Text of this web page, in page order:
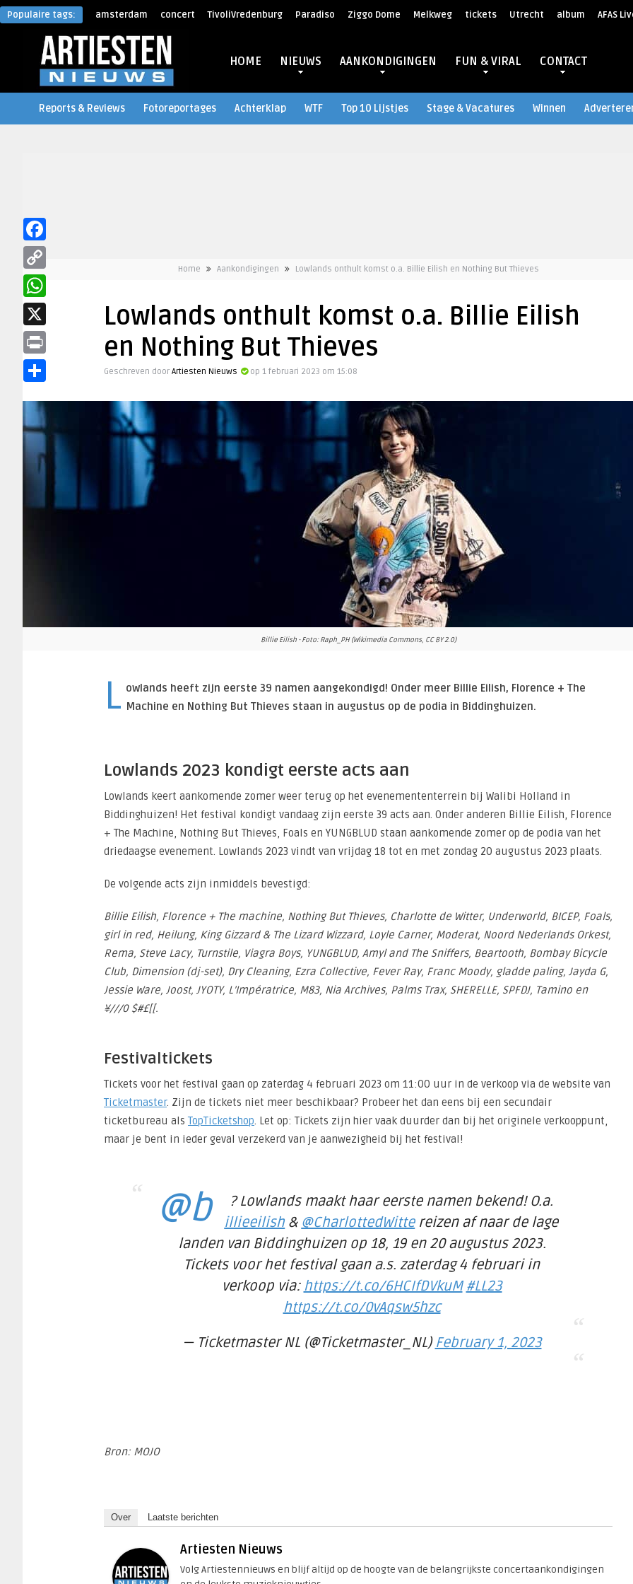
Populaire tags: amsterdam concert TivoliVredenburg Paradiso Ziggo Dome Melkweg tickets Utrecht album AFAS
HOME NIEUWS AANKONDIGINGEN FUN & VIRAL CONTACT
Reports & Reviews Fotoreportages Achterklap WTF Top 10 Lijstjes Stage & Vacatures Winnen
Home Aankondigingen Lowlands onthult komst o.a. Billie Eilish en Nothing But Thieves
Lowlands onthult komst o.a. Billie Eilish
en Nothing But Thieves
Geschreven door Artiesten Nieuws op 1 februari 2023 om 15:08
Billie Eilish - Foto: Raph_PH (Wikimedia Commons, CC BY 2.0)
L owlands heeft zijn eerste 39 namen aangekondigd! Onder meer Billie Eilish, Florence + The
Machine en Nothing But Thieves staan in augustus op de podia in Biddinghuizen.
Lowlands 2023 kondigt eerste acts aan
Lowlands keert aankomende zomer weer terug op het evenemententerrein bij Walibi Holland in
Biddinghuizen! Het festival kondigt vandaag zijn eerste 39 acts aan. Onder anderen Billie Eilish, Florence
+ The Machine, Nothing But Thieves, Foals en YUNGBLUD staan aankomende zomer op de podia van het
driedaagse evenement. Lowlands 2023 vindt van vrijdag 18 tot en met zondag 20 augustus 2023 plaats.
De volgende acts zijn inmiddels bevestigd:
Billie Eilish, Florence + The machine, Nothing But Thieves, Charlotte de Witter, Underworld, BICEP, Foals,
girl in red, Heilung, King Gizzard & The Lizard Wizzard, Loyle Carner, Moderat, Noord Nederlands Orkest,
Rema, Steve Lacy, Turnstile, Viagra Boys, YUNGBLUD, Amyl and The Sniffers, Beartooth, Bombay Bicycle
Club, Dimension (dj-set), Dry Cleaning, Ezra Collective, Fever Ray, Franc Moody, gladde paling, Jayda G,
Jessie Ware, Joost, JYOTY, L’Impératrice, M83, Nia Archives, Palms Trax, SHERELLE, SPFDJ, Tamino en
¥///0 $#£[[.
Festivaltickets
Tickets voor het festival gaan op zaterdag 4 februari 2023 om 11:00 uur in de verkoop via de website van
Ticketmaster. Zijn de tickets niet meer beschikbaar? Probeer het dan eens bij een secundair
ticketbureau alsTopTicketshop. Let op: Tickets zijn hier vaak duurder dan bij het originele verkooppunt,
maar je bent in ieder geval verzekerd van je aanwezigheid bij het festival!
? Lowlands maakt haar eerste namen bekend! O.a.
@b illieeilish& @CharlottedWittereizen af naar de lage
landen van Biddinghuizen op 18, 19 en 20 augustus 2023.
Tickets voor het festival gaan a.s. zaterdag 4 februari in
verkoop via: https://t.co/6HCIfDVkuM #LL23
https://t.co/0vAqsw5hzc
— Ticketmaster NL (@Ticketmaster_NL) February 1, 2023
Bron: MOJO
Over Laatste berichten
Artiesten Nieuws
Volg Artiestennieuws en blijf altijd op de hoogte van de belangrijkste concertaankondigingen
Facebook
Copy
Link
WhatsApp
X
Print